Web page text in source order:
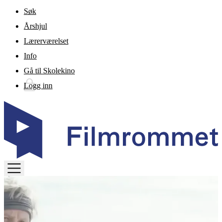
Gå til hovedinnhold
Søk
Årshjul
Lærerværelset
Info
Gå til Skolekino
Logg inn
MENU